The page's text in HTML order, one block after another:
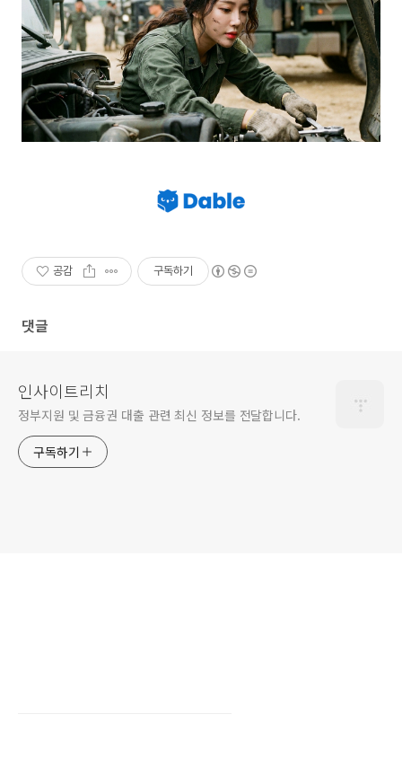
공감 구독하기
댓글
인사이트리치
정부지원 및 금융권 대출 관련 최신 정보를 전달합니다.
구독하기